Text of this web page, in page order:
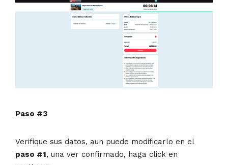
Paso #3
Verifique sus datos, aun puede modificarlo en el
paso #1, una ver confirmado, haga click en